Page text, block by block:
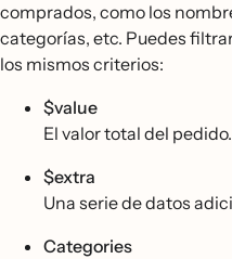
comprados, como los
categorías, etc. Puedes
los mismos criterios:
$value
El valor total del pedido.
$extra
Una serie de datos
Categories